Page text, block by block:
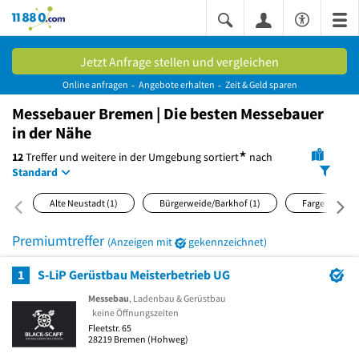
11880.com
Jetzt Anfrage stellen und vergleichen
Online anfragen Angebote erhalten Zeit & Geld sparen
Messebauer Bremen | Die besten Messebauer
in der Nähe
12Treffer und weitere in der Umgebungsortiert* nach
Standard
Alte Neustadt (1) Bürgerweide/Barkhof (1) Farge (1)
Premiumtreffer (Anzeigen mit gekennzeichnet)
1 S-LiP Gerüstbau Meisterbetrieb UG
Messebau, Ladenbau & Gerüstbau
keine Öffnungszeiten
Fleetstr. 65
28219 Bremen (Hohweg)